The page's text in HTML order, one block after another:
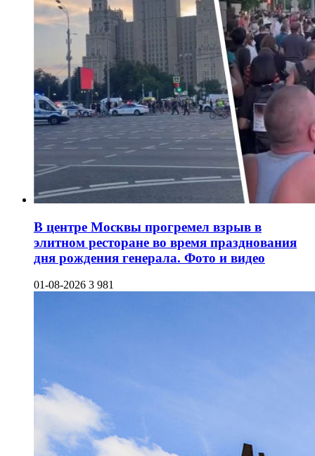
В центре Москвы прогремел взрыв в
элитном ресторане во время празднования
дня рождения генерала. Фото и видео
01-08-2026 3 981